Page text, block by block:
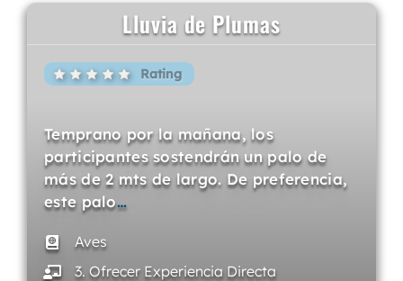
Lluvia de Plumas
Rating
Temprano por la mañana, los
participantes sostendrán un palo de
más de 2 mts de largo. De preferencia,
este palo…
Aves
3. Ofrecer Experiencia Directa